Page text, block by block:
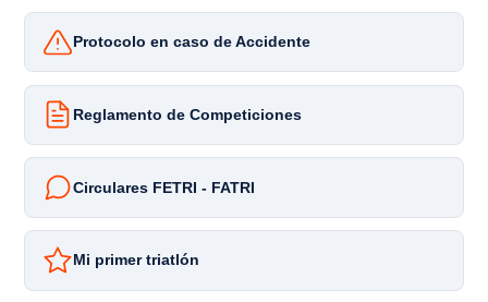
Protocolo en caso de Accidente
Reglamento de Competiciones
Circulares FETRI - FATRI
Mi primer triatlón